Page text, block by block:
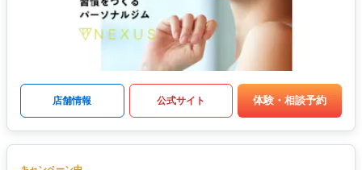
店舗情報 公式サイト 体験・相談予約